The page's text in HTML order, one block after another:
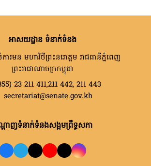
អាសយដ្ឋាន ទំនាក់ទំនង
ការមន មហាវិថីព្រះនរោត្តម រាជធានីភ្នំពេញ
ព្រះរាជាណាចក្រកម្ពុជា
23 211 411,211 442, 211 443
secretariat@senate.gov.kh
ាញទំនាក់ទំនងសង្គមព្រឹទ្ធសភា